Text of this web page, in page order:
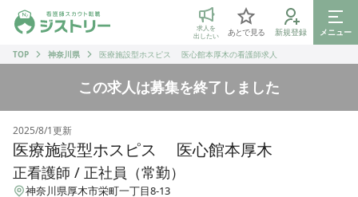
ジストリー 看護師の転職マッチング
求人を
出したい
あとで見る 新規登録
メニュー
TOP
神奈川県 医療施設型ホスピス 医心館本厚木の看護師求人
この求人は募集を終了しました
2025/8/1更新
医療施設型ホスピス 医心館本厚木
正看護師 / 正社員（常勤）
神奈川県厚木市栄町一丁目8-13